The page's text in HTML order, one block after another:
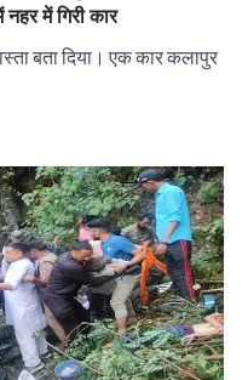
में गिरी कार
बता दिया। एक कार कलापुर